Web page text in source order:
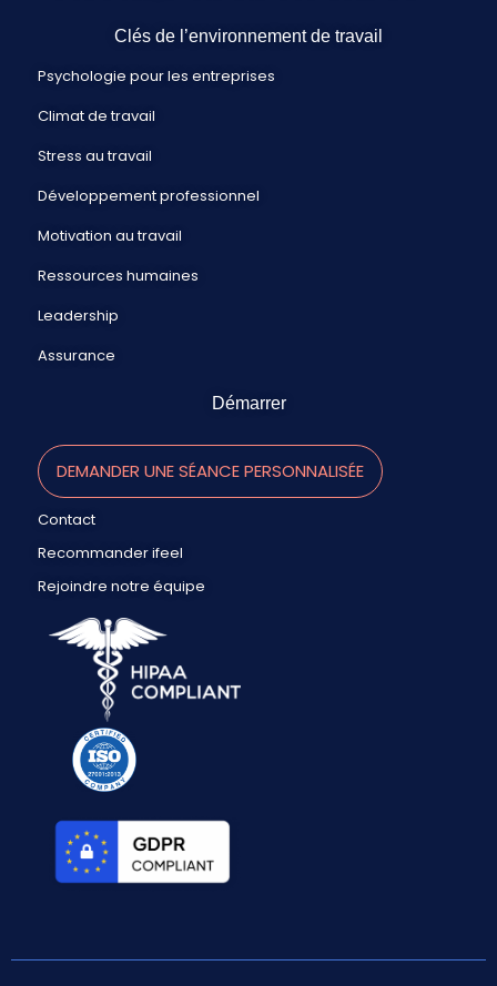
Clés de l’environnement de travail
Psychologie pour les entreprises
Climat de travail
Stress au travail
Développement professionnel
Motivation au travail
Ressources humaines
Leadership
Assurance
Démarrer
DEMANDER UNE SÉANCE PERSONNALISÉE
Contact
Recommander ifeel
Rejoindre notre équipe